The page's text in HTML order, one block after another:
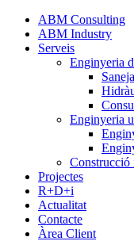
ABM Consulting
ABM Industry
Serveis
Enginyeria
Enginyeria
Construcció
Projectes
R+D+i
Actualitat
Contacte
Àrea Client